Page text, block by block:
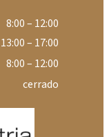
8:00 – 12:00
13:00 – 17:00
8:00 – 12:00
cerrado